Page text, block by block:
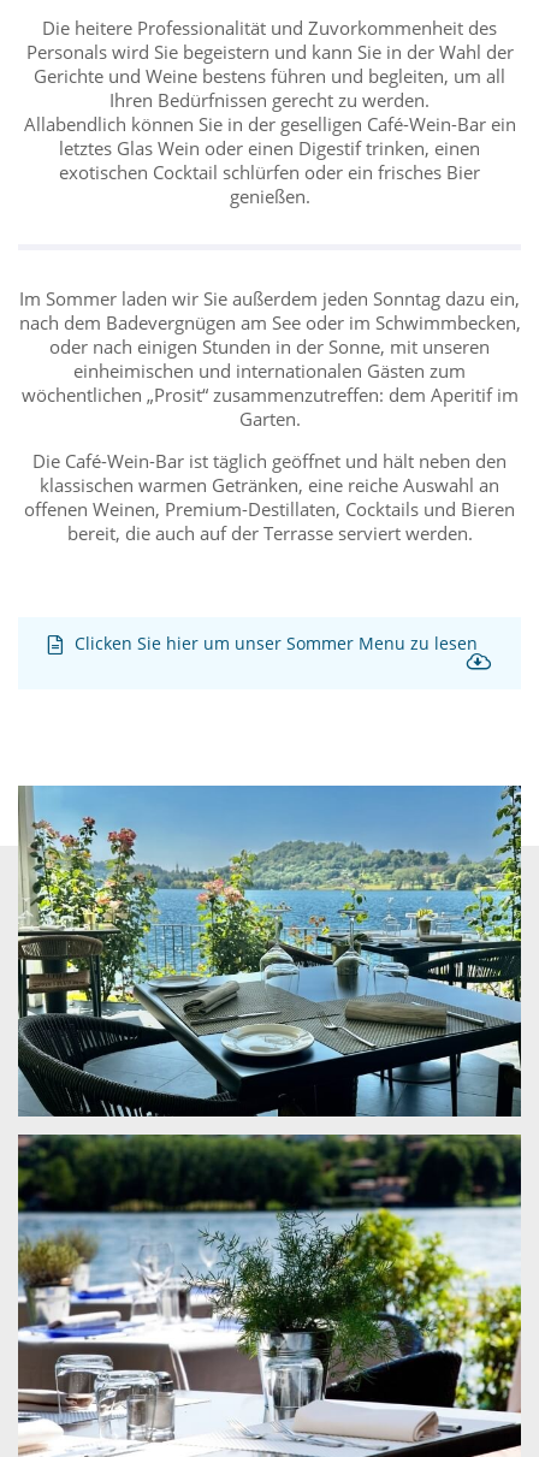
Die heitere Professionalität und Zuvorkommenheit des
Personals wird Sie begeistern und kann Sie in der Wahl der
Gerichte und Weine bestens führen und begleiten, um all
Ihren Bedürfnissen gerecht zu werden.
Allabendlich können Sie in der geselligen Café-Wein-Bar ein
letztes Glas Wein oder einen Digestif trinken, einen
exotischen Cocktail schlürfen oder ein frisches Bier
genießen.
Im Sommer laden wir Sie außerdem jeden Sonntag dazu ein,
nach dem Badevergnügen am See oder im Schwimmbecken,
oder nach einigen Stunden in der Sonne, mit unseren
einheimischen und internationalen Gästen zum
wöchentlichen „Prosit“ zusammenzutreffen: dem Aperitif im
Garten.
Die Café-Wein-Bar ist täglich geöffnet und hält neben den
klassischen warmen Getränken, eine reiche Auswahl an
offenen Weinen, Premium-Destillaten, Cocktails und Bieren
bereit, die auch auf der Terrasse serviert werden.
Clicken Sie hier um unser Sommer Menu zu lesen